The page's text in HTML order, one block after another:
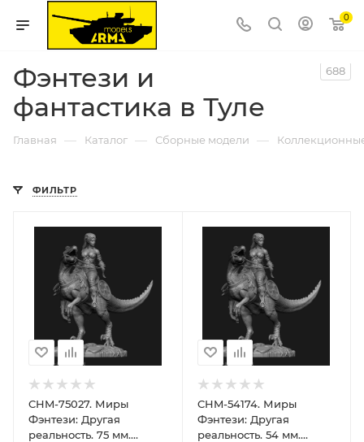
0
Фэнтези и
фантастика в Туле
688
Главная — Каталог — Сборные модели —
ФИЛЬТР
CHM-75027. Миры
Фэнтези: Другая
реальность. 75 мм.
CHM-54174. Миры
Фэнтези: Другая
реальность. 54 мм.